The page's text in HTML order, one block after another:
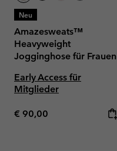
Neu
Amazesweats™
Heavyweight
Jogginghose für Frauen
Early Access für
Mitglieder
Regular price:
€ 90,00